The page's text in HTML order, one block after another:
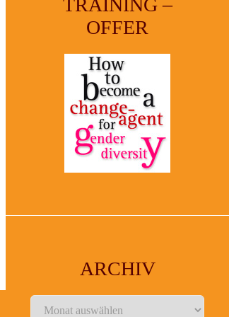
TRAINING –
OFFER
ARCHIV
Archiv